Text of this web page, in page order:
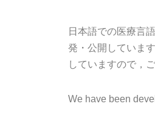
日本語での医療言
発・公開していま
していますので，
We have been